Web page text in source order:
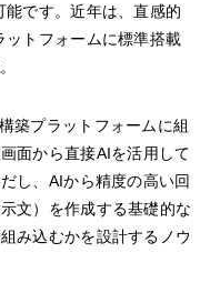
です。近年は、直感的
ットフォームに標準搭載
築プラットフォームに組
面から直接AIを活用して
し、AIから精度の高い回
文）を作成する基礎的な
み込むかを設計するノウ